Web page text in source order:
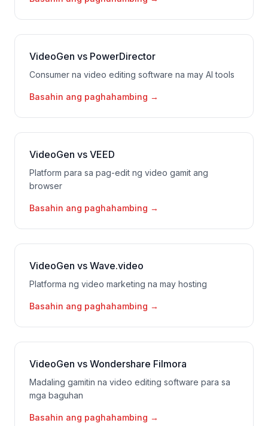
VideoGen vs PowerDirector
Consumer na video editing software na may AI tools
Basahin ang paghahambing →
VideoGen vs VEED
Platform para sa pag-edit ng video gamit ang
browser
Basahin ang paghahambing →
VideoGen vs Wave.video
Platforma ng video marketing na may hosting
Basahin ang paghahambing →
VideoGen vs Wondershare Filmora
Madaling gamitin na video editing software para sa
mga baguhan
Basahin ang paghahambing →